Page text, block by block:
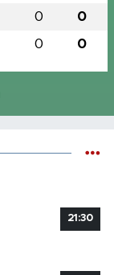
0 0
0 0
21:30